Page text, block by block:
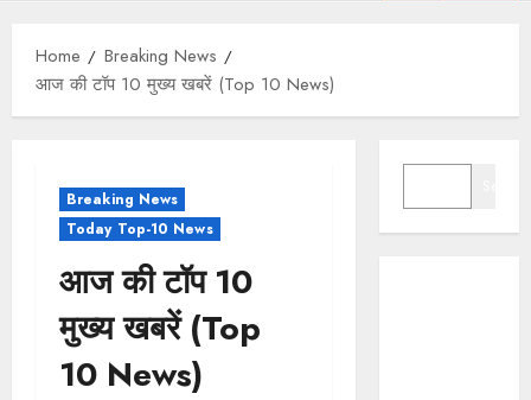
Home
Breaking News
आज की टॉप 10 मुख्य खबरें (Top 10 News)
Breaking News
Today Top-10 News
आज की टॉप 10
मुख्य खबरें (Top
10 News)